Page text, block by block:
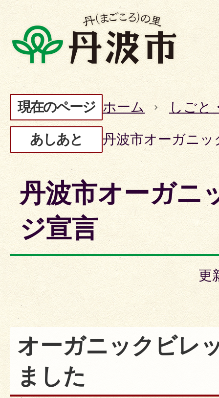
現在のページ ホーム しごと
あしあと 丹波市オーガニ
丹波市オーガニ
ジ宣言
更
オーガニックビレ
ました